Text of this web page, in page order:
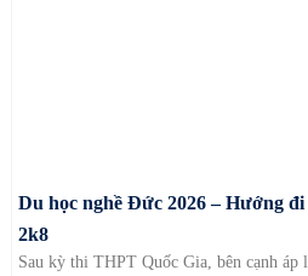
Du học nghề Đức 2026 – Hướng
2k8
Sau kỳ thi THPT Quốc Gia, bên cạnh